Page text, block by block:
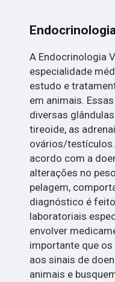
A Endocrinologia
especialidade
estudo e
em animais.
diversas
tireoide, as
ovários/
acordo com a
alterações no
pelagem,
diagnóstico é
laboratoriais
envolver
importante que
aos sinais de
animais e